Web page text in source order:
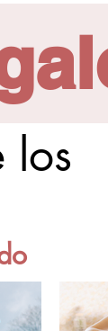
los